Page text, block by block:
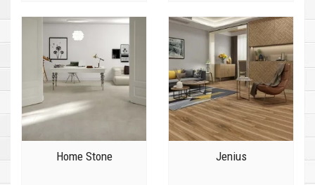
Home Stone Jenius